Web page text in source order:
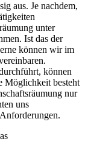
aus. Je nachdem,
unter
Ist das der
können wir im
können
Möglichkeit besteht
nur
uns